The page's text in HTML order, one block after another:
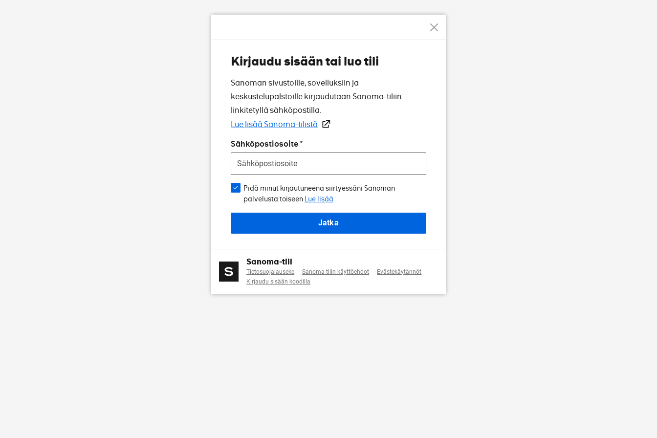
Kirjaudu sisään tai luo tili
Sanoman sivustoille, sovelluksiin ja
keskustelupalstoille kirjaudutaan Sanoma-tiliin
linkitetyllä sähköpostilla.
Lue lisää Sanoma-tilistä
Sähköpostiosoite
Pidä minut kirjautuneena siirtyessäni Sanoman
palvelusta toiseen Lue lisää
Jatka
Sanoma-tili
Tietosuojalauseke Sanoma-tilin käyttöehdot
Evästekäytännöt
Kirjaudu sisään koodilla